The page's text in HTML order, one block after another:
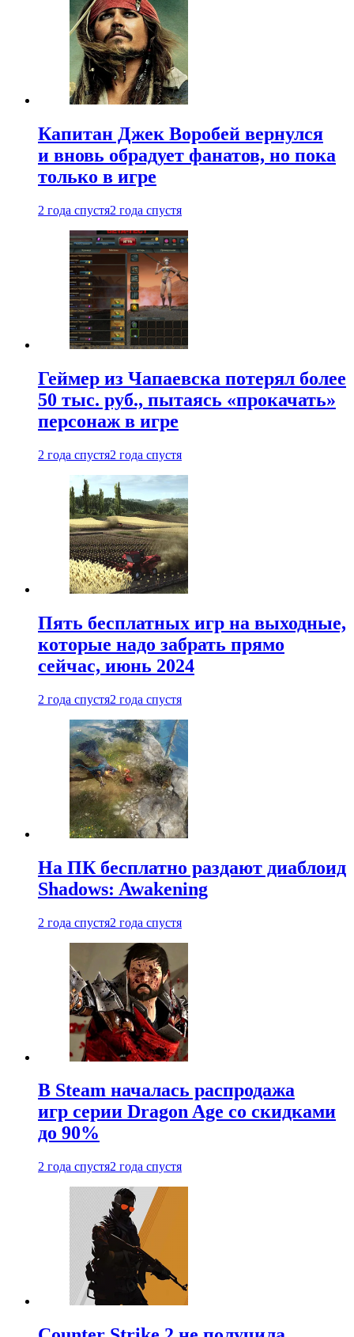
Капитан Джек Воробей вернулся
и вновь обрадует фанатов, но пока
только в игре
2 года спустя2 года спустя
Геймер из Чапаевска потерял более
50 тыс. руб., пытаясь «прокачать»
персонаж в игре
2 года спустя2 года спустя
Пять бесплатных игр на выходные,
которые надо забрать прямо
сейчас, июнь 2024
2 года спустя2 года спустя
На ПК бесплатно раздают диаблоид
Shadows: Awakening
2 года спустя2 года спустя
В Steam началась распродажа
игр серии Dragon Age со скидками
до 90%
2 года спустя2 года спустя